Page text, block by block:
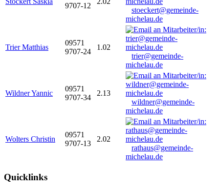
9707-12
stoeckert@gemeinde-
michelau.de
Trier Matthias
09571
9707-24
1.02
trier@gemeinde-
michelau.de
Wildner Yannic
09571
9707-34
2.13
wildner@gemeinde-
michelau.de
Wolters Christin
09571
9707-13
2.02
rathaus@gemeinde-
michelau.de
Quicklinks